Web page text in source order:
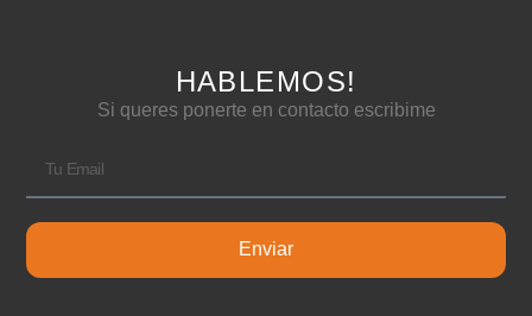
HABLEMOS!
Si queres ponerte en contacto escribime
Enviar